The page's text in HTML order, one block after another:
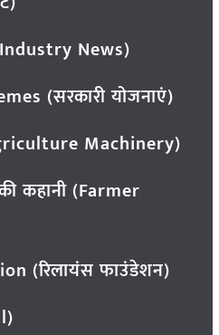
News)
(सरकारी योजनाएं)
Machinery)
कहानी (Farmer
(रिलायंस फाउंडेशन)